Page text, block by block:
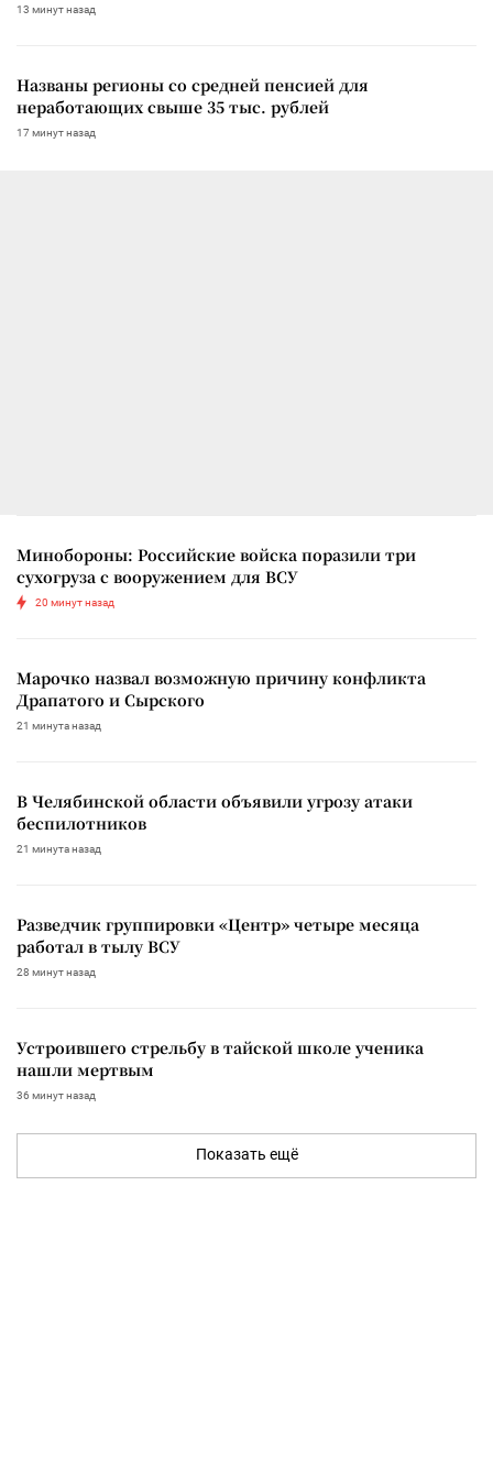
13 минут назад
Названы регионы со средней пенсией для
неработающих свыше 35 тыс. рублей
17 минут назад
Минобороны: Российские войска поразили три
сухогруза с вооружением для ВСУ
20 минут назад
Марочко назвал возможную причину конфликта
Драпатого и Сырского
21 минута назад
В Челябинской области объявили угрозу атаки
беспилотников
21 минута назад
Разведчик группировки «Центр» четыре месяца
работал в тылу ВСУ
28 минут назад
Устроившего стрельбу в тайской школе ученика
нашли мертвым
36 минут назад
Показать ещё